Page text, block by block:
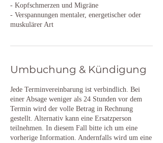
- Kopfschmerzen und Migräne
- Verspannungen mentaler, energetischer oder
muskulärer Art
Umbuchung & Kündigung
Jede Terminvereinbarung ist verbindlich. Bei
einer Absage weniger als 24 Stunden vor dem
Termin wird der volle Betrag in Rechnung
gestellt. Alternativ kann eine Ersatzperson
teilnehmen. In diesem Fall bitte ich um eine
vorherige Information. Andernfalls wird um eine